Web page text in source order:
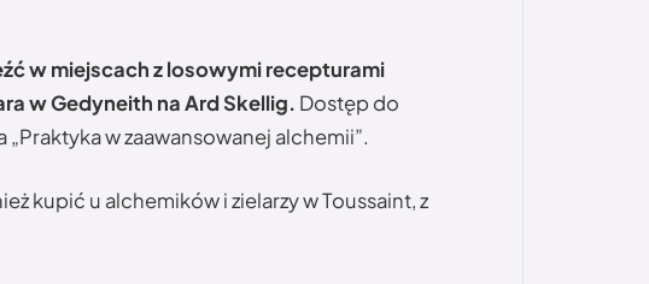
w miejscach z losowymi recepturami
w Gedyneith na Ard Skellig. Dostęp do
w zaawansowanej alchemii”.
kupić u alchemików i zielarzy w Toussaint, z